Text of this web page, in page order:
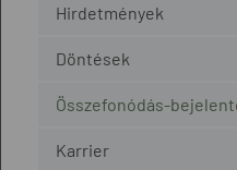
Hirdetmények
Döntések
Összefonódás-
Karrier